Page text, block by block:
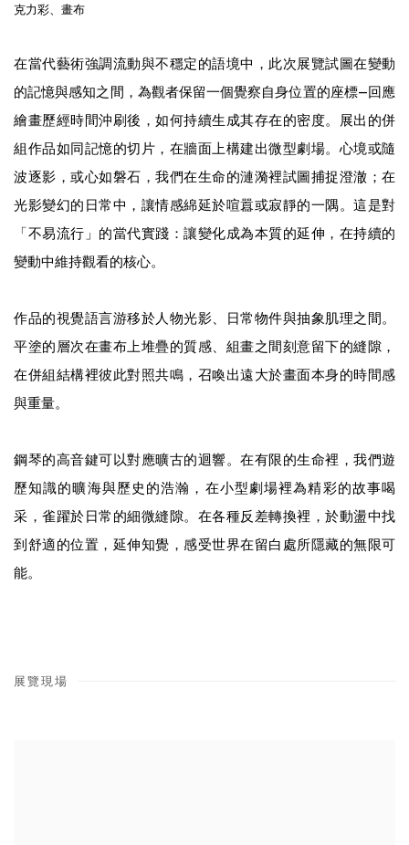
克力彩、畫布
在當代藝術強調流動與不穩定的語境中，此次展覽試圖在變動
的記憶與感知之間，為觀者保留一個覺察自身位置的座標--回應
繪畫歷經時間沖刷後，如何持續生成其存在的密度。展出的併
組作品如同記憶的切片，在牆面上構建出微型劇場。心境或隨
波逐影，或心如磐石，我們在生命的漣漪裡試圖捕捉澄澈；在
光影變幻的日常中，讓情感綿延於喧囂或寂靜的一隅。這是對
「不易流行」的當代實踐：讓變化成為本質的延伸，在持續的
變動中維持觀看的核心。
作品的視覺語言游移於人物光影、日常物件與抽象肌理之間。
平塗的層次在畫布上堆疊的質感、組畫之間刻意留下的縫隙，
在併組結構裡彼此對照共鳴，召喚出遠大於畫面本身的時間感
與重量。
鋼琴的高音鍵可以對應曠古的迴響。在有限的生命裡，我們遊
歷知識的曠海與歷史的浩瀚，在小型劇場裡為精彩的故事喝
采，雀躍於日常的細微縫隙。在各種反差轉換裡，於動盪中找
到舒適的位置，延伸知覺，感受世界在留白處所隱藏的無限可
能。
展覽現場